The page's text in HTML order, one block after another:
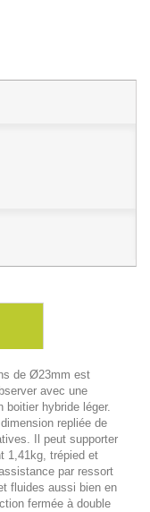
de Ø23mm est
avec une
boitier hybride léger.
repliée de
Il peut supporter
1,41kg, trépied et
par ressort
fluides aussi bien en
fermée à double